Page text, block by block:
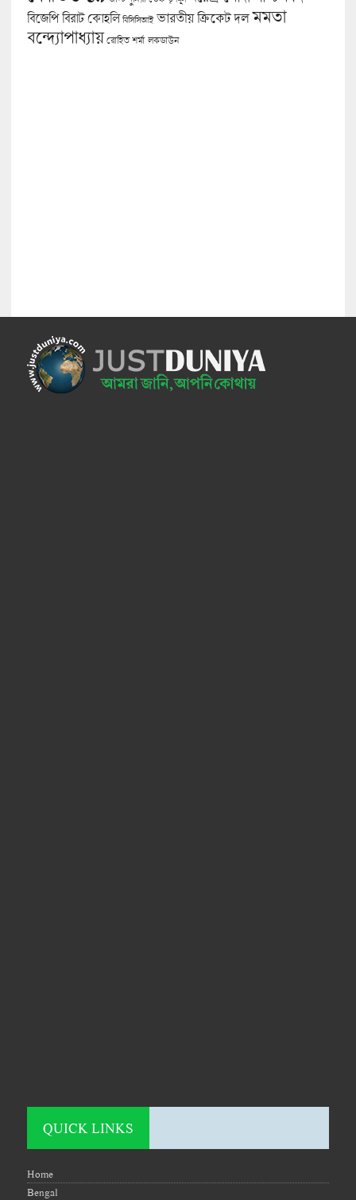
বিজেপি বিরাট কোহলি বিসিসিআই ভারতীয় ক্রিকেট দল মমতা
বন্দ্যোপাধ্যায় রোহিত শর্মা লকডাউন
QUICK LINKS
Home
Bengal